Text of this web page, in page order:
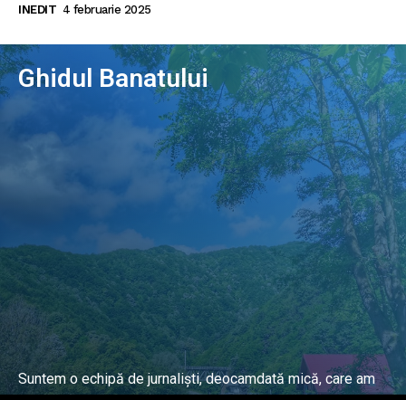
INEDIT 4 februarie 2025
Ghidul Banatului
Suntem o echipă de jurnaliști, deocamdată mică, care am